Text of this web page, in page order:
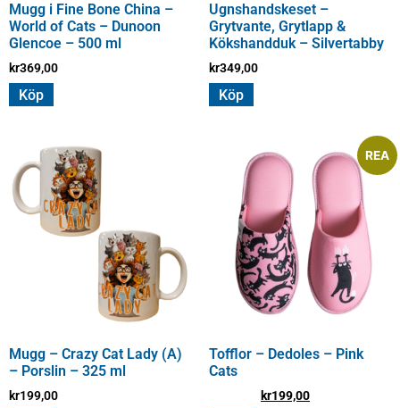
Mugg i Fine Bone China –
World of Cats – Dunoon
Glencoe – 500 ml
kr369,00
Köp
Ugnshandskeset –
Grytvante, Grytlapp &
Kökshandduk – Silvertabby
kr349,00
Köp
Mugg – Crazy Cat Lady (A)
– Porslin – 325 ml
kr199,00
REA
Tofflor – Dedoles – Pink
Cats
kr199,00